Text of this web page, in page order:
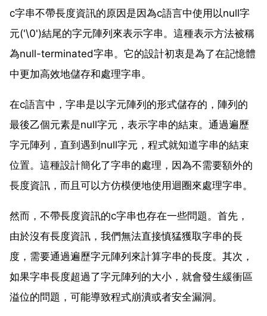
c字串不帶長度資訊的原因是因為c語言中使用以null字
元('\0')結尾的字元陣列來表示字串。這種表示方法被稱
為null-terminated字串。它的設計初衷是為了在記憶體
中更加高效地儲存和處理字串。
在c語言中，字串是以字元陣列的形式儲存的，陣列的
最後乙個元素是null字元，表示字串的結束。通過遍歷
字元陣列，直到遇到null字元，程式就知道字串的結束
位置。這種設計簡化了字串的處理，因為不需要額外的
長度資訊，而且可以方仿模便地使用迴圈來處理字串。
然而，不帶長度資訊的c字串也存在一些問題。首先，
由於沒有長度資訊，我們無法直接慎猛獲取字串的長
度，需要通過遍歷字元陣列來計算字串的長度。其次，
如果字串長度超過了字元陣列的大小，就會發生緩衝區
溢位的問題，可能導致程式崩潰或者安全漏洞。